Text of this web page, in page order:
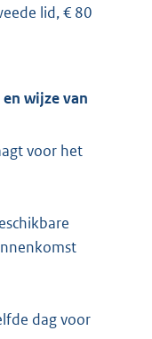
lid, € 80
wijze van
voor het
dag voor